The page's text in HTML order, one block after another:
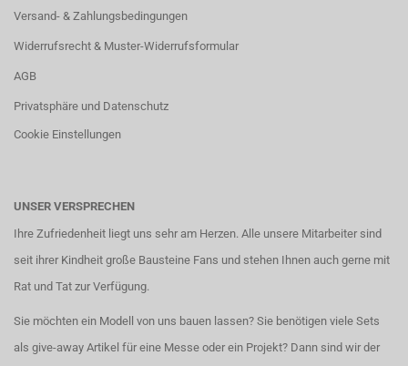
Versand- & Zahlungsbedingungen
Widerrufsrecht & Muster-Widerrufsformular
AGB
Privatsphäre und Datenschutz
Cookie Einstellungen
UNSER VERSPRECHEN
Ihre Zufriedenheit liegt uns sehr am Herzen. Alle unsere Mitarbeiter sind
seit ihrer Kindheit große Bausteine Fans und stehen Ihnen auch gerne mit
Rat und Tat zur Verfügung.
Sie möchten ein Modell von uns bauen lassen? Sie benötigen viele Sets
als give-away Artikel für eine Messe oder ein Projekt? Dann sind wir der